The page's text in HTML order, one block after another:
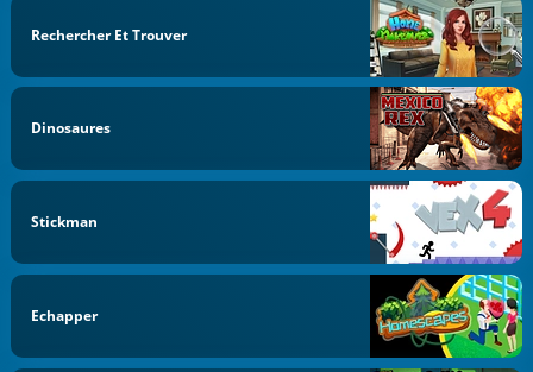
Rechercher Et Trouver
Dinosaures
Stickman
Echapper